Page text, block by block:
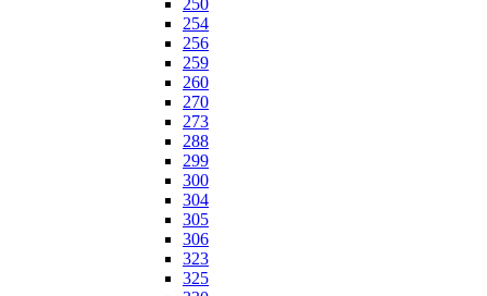
254
256
259
260
270
273
288
299
300
304
305
306
323
325